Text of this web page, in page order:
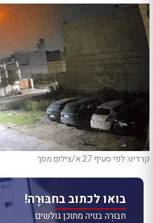
קרדיט: לפי סעיף 27 א/צילום מסך
בואו לכתוב בחבּוּרֶה!
חבּוּרֶה בנויה מתוכן גולשים.